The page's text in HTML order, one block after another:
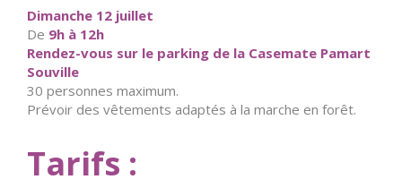
Dimanche 12 juillet
De 9h à 12h
Rendez-vous sur le parking de la Casemate Pamart
Souville
30 personnes maximum.
Prévoir des vêtements adaptés à la marche en forêt.
Tarifs :